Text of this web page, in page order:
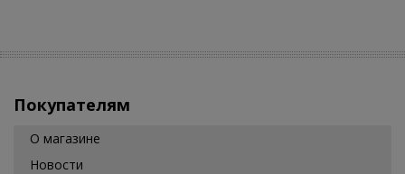
Покупателям
О магазине
Новости